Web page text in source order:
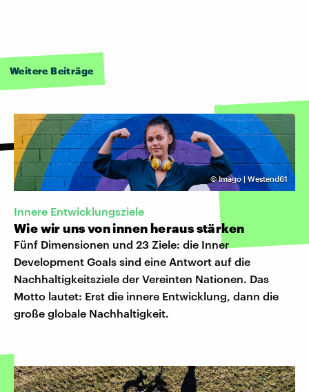
Weitere Beiträge
©Imago | Westend61
Innere Entwicklungsziele
Wie wir uns von innen heraus stärken
Fünf Dimensionen und 23 Ziele: die Inner
Development Goals sind eine Antwort auf die
Nachhaltigkeitsziele der Vereinten Nationen. Das
Motto lautet: Erst die innere Entwicklung, dann die
große globale Nachhaltigkeit.